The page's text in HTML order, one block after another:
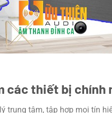
các thiết bị chính
trung tâm, tập hợp mọi tín